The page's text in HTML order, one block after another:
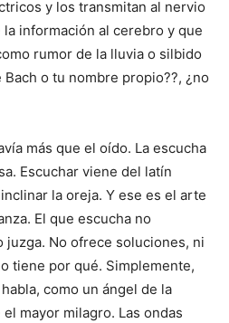
y los transmitan al nervio
información al cerebro y que
rumor de la lluvia o silbido
o tu nombre propio??, ¿no
más que el oído. La escucha
Escuchar viene del latín
la oreja. Y ese es el arte
El que escucha no
juzga. No ofrece soluciones, ni
tiene por qué. Simplemente,
como un ángel de la
mayor milagro. Las ondas